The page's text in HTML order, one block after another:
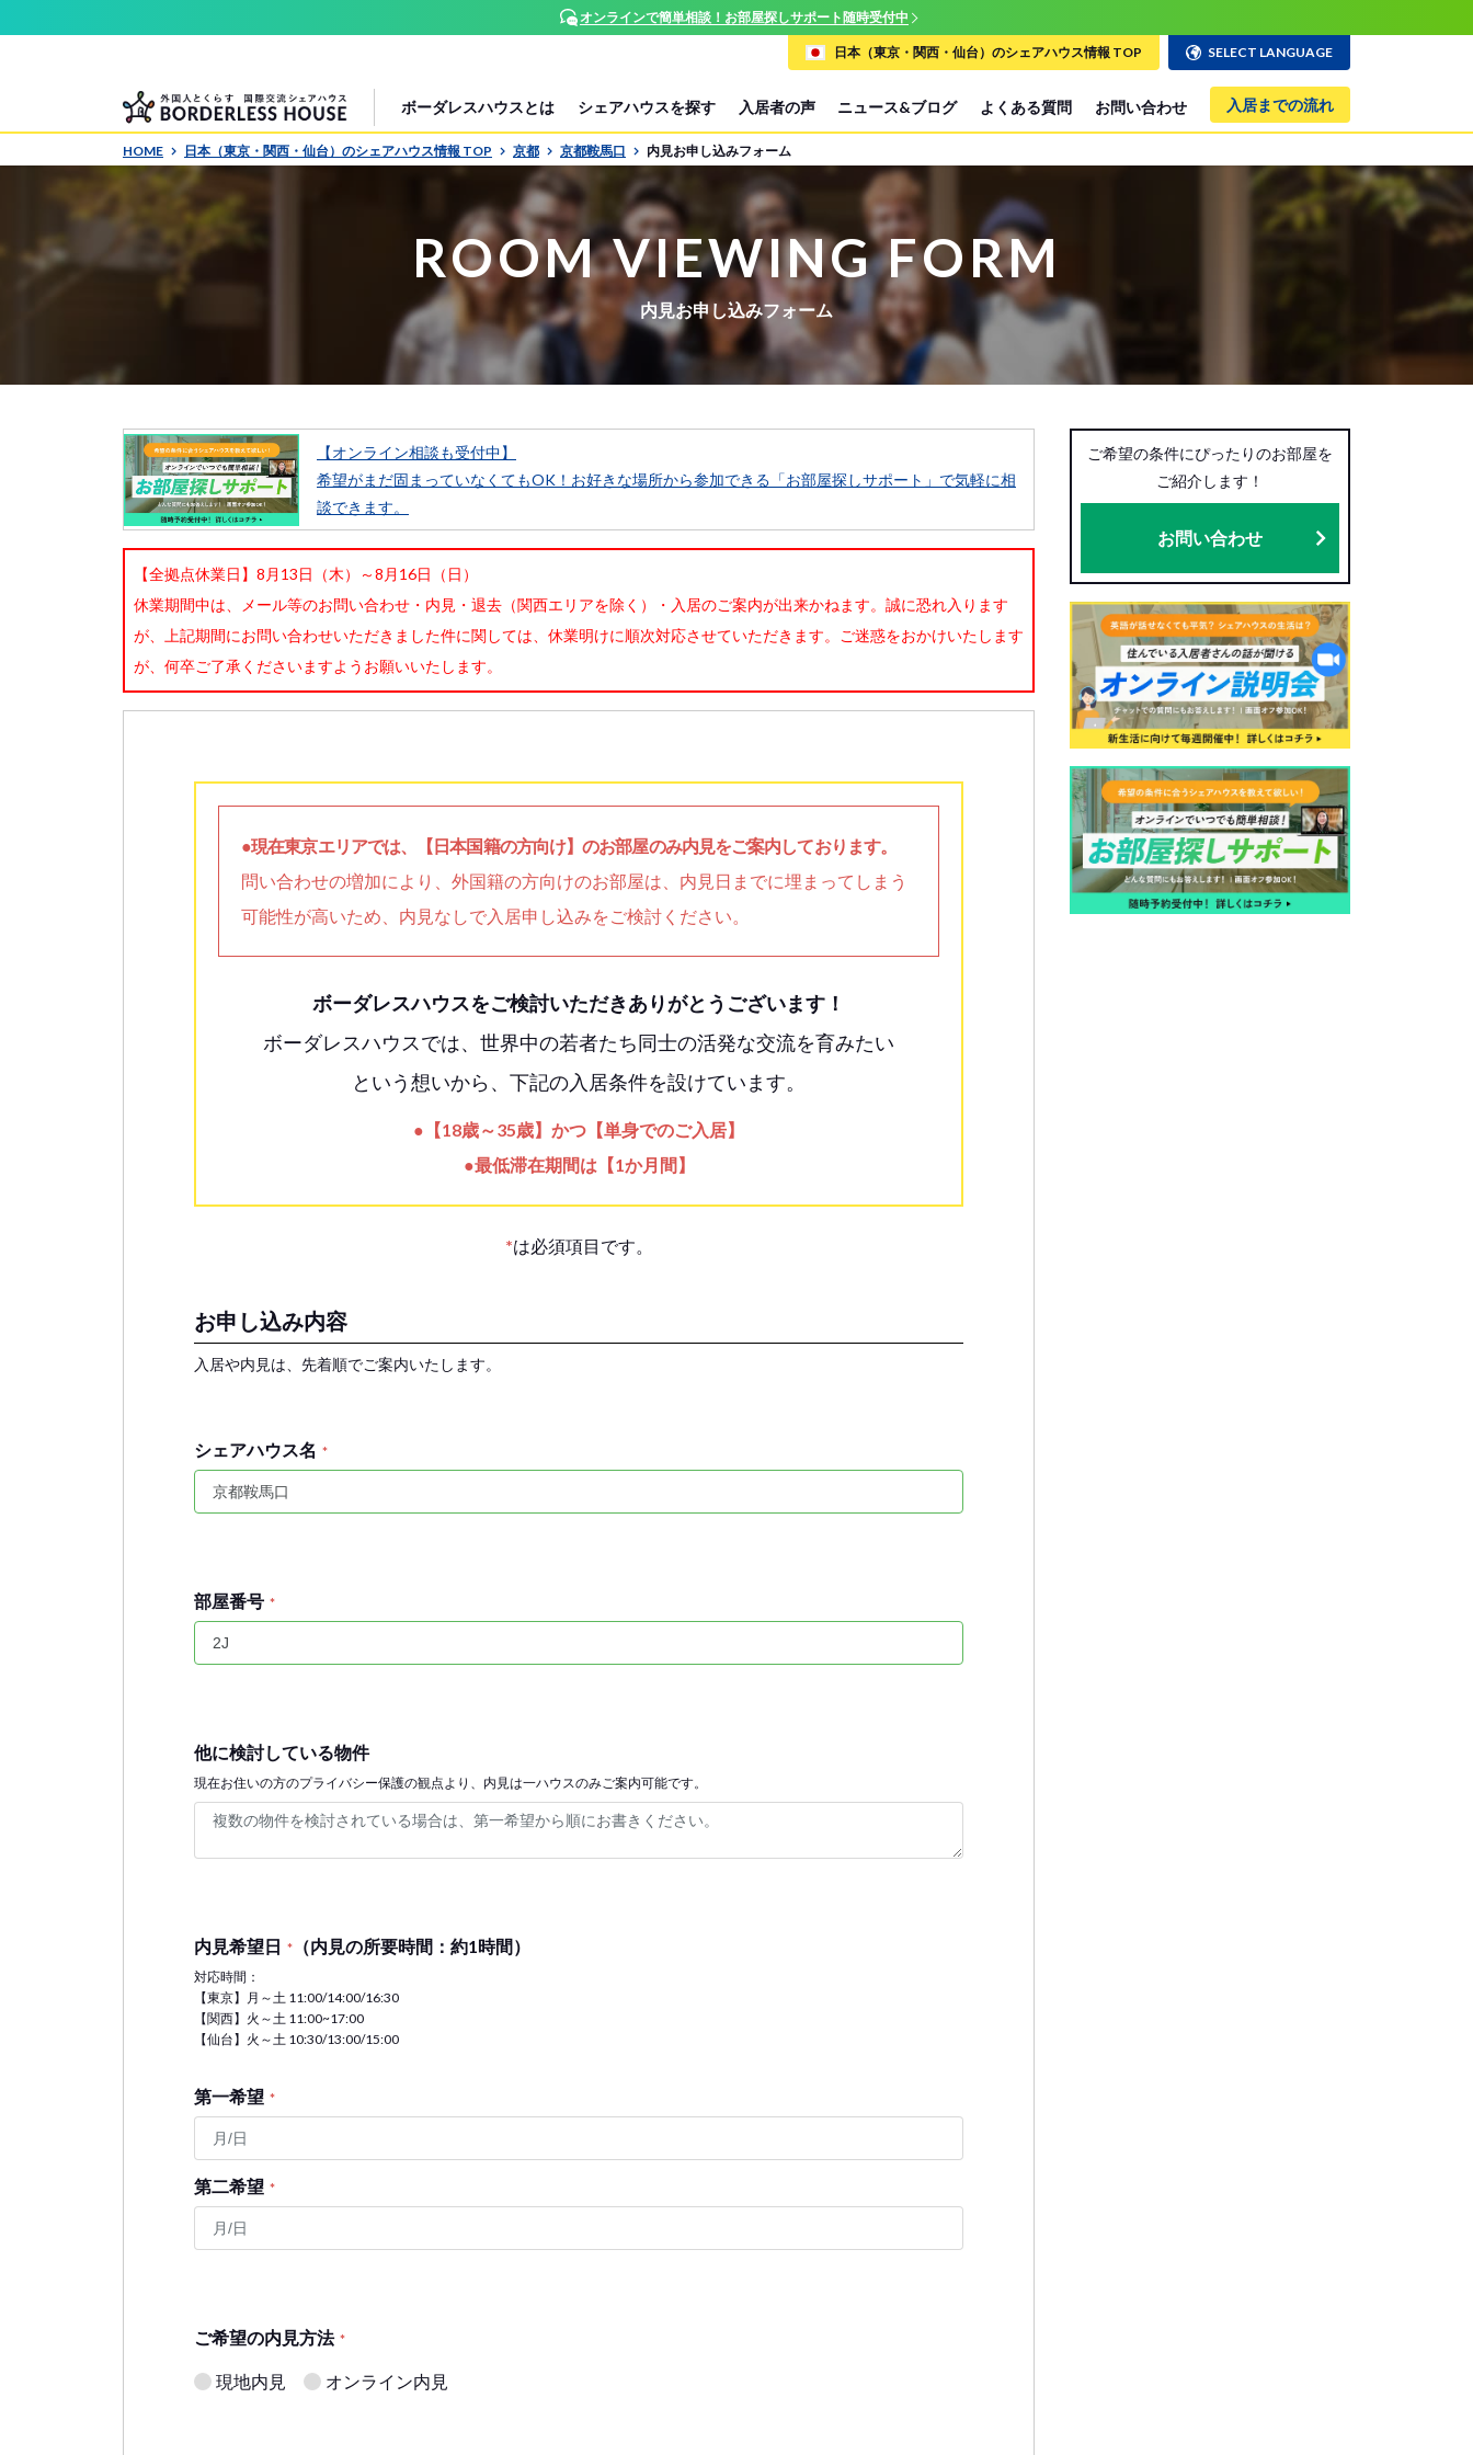
オンラインで簡単相談！お部屋探しサポート随時受付中
ボーダレスハウスとは シェアハウスを探す 入居者の声 ニュース&ブログ よくある質問 お問い合わせ 入居までの流れ
日本（東京・関西・仙台）のシェアハウス情報 TOP SELECT LANGUAGE
HOME 日本（東京・関西・仙台）のシェアハウス情報 TOP 京都 京都鞍馬口 内見お申し込みフォーム
ROOM VIEWING FORM
内見お申し込みフォーム
【オンライン相談も受付中】
希望がまだ固まっていなくてもOK！お好きな場所から参加できる「お部屋探しサポート」で気軽に相
談できます。
【全拠点休業日】8月13日（木）～8月16日（日）
休業期間中は、メール等のお問い合わせ・内見・退去（関西エリアを除く）・入居のご案内が出来かねます。誠に恐れ入ります
が、上記期間にお問い合わせいただきました件に関しては、休業明けに順次対応させていただきます。ご迷惑をおかけいたします
が、何卒ご了承くださいますようお願いいたします。
●現在東京エリアでは、【日本国籍の方向け】のお部屋のみ内見をご案内しております。
問い合わせの増加により、外国籍の方向けのお部屋は、内見日までに埋まってしまう
可能性が高いため、内見なしで入居申し込みをご検討ください。
ボーダレスハウスをご検討いただきありがとうございます！
ボーダレスハウスでは、世界中の若者たち同士の活発な交流を育みたい
という想いから、下記の入居条件を設けています。
●【18歳～35歳】かつ【単身でのご入居】
●最低滞在期間は【1か月間】
*は必須項目です。
お申し込み内容
入居や内見は、先着順でご案内いたします。
シェアハウス名 *
部屋番号 *
他に検討している物件
現在お住いの方のプライバシー保護の観点より、内見は一ハウスのみご案内可能です。
内見希望日 * （内見の所要時間：約1時間）
対応時間：
【東京】月～土 11:00/14:00/16:30
【関西】火～土 11:00~17:00
【仙台】火～土 10:30/13:00/15:00
第一希望 *
第二希望 *
ご希望の内見方法 *
現地内見 オンライン内見
ご希望の条件にぴったりのお部屋を
ご紹介します！
お問い合わせ